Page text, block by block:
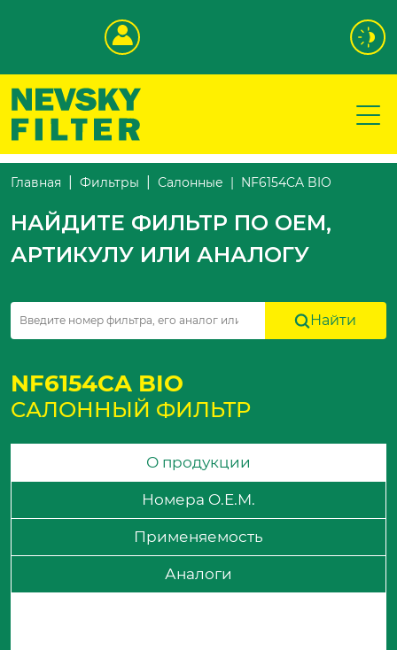
Главная Фильтры Салонные NF6154CA BIO
НАЙДИТЕ ФИЛЬТР ПО OEM,
АРТИКУЛУ ИЛИ АНАЛОГУ
Найти
NF6154CA BIO
САЛОННЫЙ ФИЛЬТР
О продукции
Номера O.E.M.
Применяемость
Аналоги